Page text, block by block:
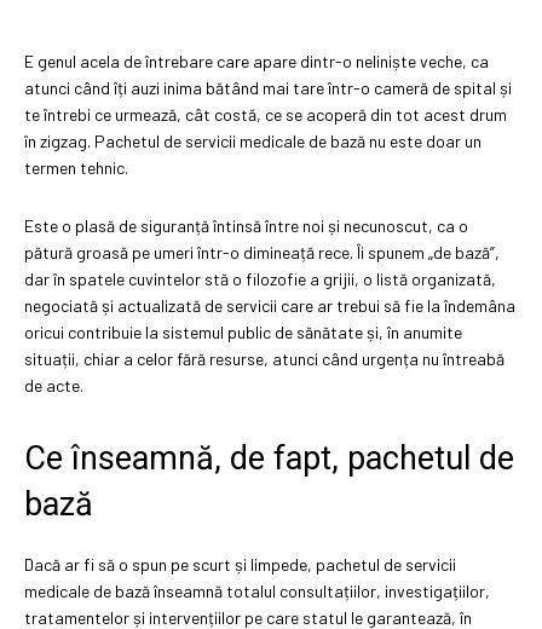
E genul acela de întrebare care apare dintr-o neliniște veche, ca
atunci când îți auzi inima bătând mai tare într-o cameră de spital și
te întrebi ce urmează, cât costă, ce se acoperă din tot acest drum
în zigzag. Pachetul de servicii medicale de bază nu este doar un
termen tehnic.
Este o plasă de siguranță întinsă între noi și necunoscut, ca o
pătură groasă pe umeri într-o dimineață rece. Îi spunem „de bază”,
dar în spatele cuvintelor stă o filozofie a grijii, o listă organizată,
negociată și actualizată de servicii care ar trebui să fie la îndemâna
oricui contribuie la sistemul public de sănătate și, în anumite
situații, chiar a celor fără resurse, atunci când urgența nu întreabă
de acte.
Ce înseamnă, de fapt, pachetul de
bază
Dacă ar fi să o spun pe scurt și limpede, pachetul de servicii
medicale de bază înseamnă totalul consultațiilor, investigațiilor,
tratamentelor și intervențiilor pe care statul le garantează, în